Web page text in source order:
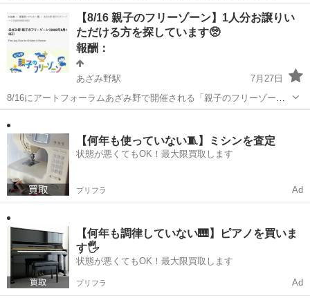
手が足らなく手伝っていただける方いましたらよろしくお願いしま
す。 荷物を運び出していただいたり片付けが主になると思います。 よ
ろしくお願いします。 時間...
東白楽駅 手伝って/助けて 片付け
【8/16 親子のフリーゾーン】1人分お譲りい
ただける方を探しています🥺
報酬：
あざみ野駅
7月27日
8/16にアートフォーラムあざみ野で開催される「親子のフリーゾー
ン」に参加予定です。 ママ友と一緒に申し込んだのですが、私は予約
が取れたものの、ママ友は取ることができませんでした💦 1枠で最大5
人まで参加できるそうなので...【何年も使っていない🧵】ミシンを査定
状態が悪くてもOK！最大限買取します
プリフラ Ad
【何年も調律していない🎹】ピアノを買いま
す🖐️
状態が悪くてもOK！最大限買取します
プリフラ Ad